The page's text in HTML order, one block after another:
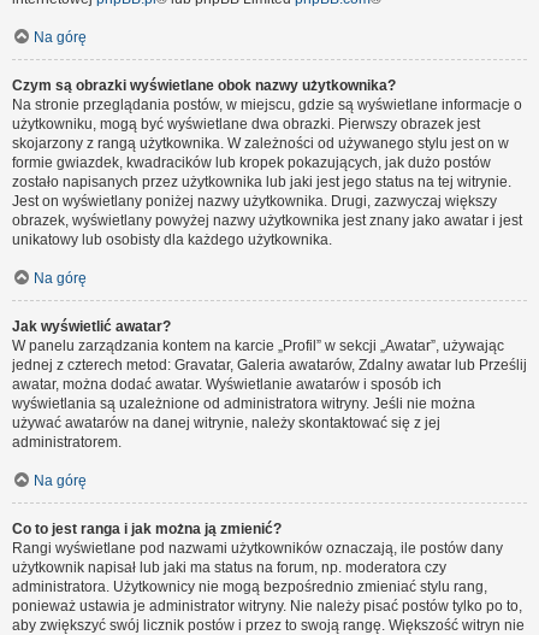
Na górę
Czym są obrazki wyświetlane obok nazwy użytkownika?
Na stronie przeglądania postów, w miejscu, gdzie są wyświetlane informacje o
użytkowniku, mogą być wyświetlane dwa obrazki. Pierwszy obrazek jest
skojarzony z rangą użytkownika. W zależności od używanego stylu jest on w
formie gwiazdek, kwadracików lub kropek pokazujących, jak dużo postów
zostało napisanych przez użytkownika lub jaki jest jego status na tej witrynie.
Jest on wyświetlany poniżej nazwy użytkownika. Drugi, zazwyczaj większy
obrazek, wyświetlany powyżej nazwy użytkownika jest znany jako awatar i jest
unikatowy lub osobisty dla każdego użytkownika.
Na górę
Jak wyświetlić awatar?
W panelu zarządzania kontem na karcie „Profil” w sekcji „Awatar”, używając
jednej z czterech metod: Gravatar, Galeria awatarów, Zdalny awatar lub Prześlij
awatar, można dodać awatar. Wyświetlanie awatarów i sposób ich
wyświetlania są uzależnione od administratora witryny. Jeśli nie można
używać awatarów na danej witrynie, należy skontaktować się z jej
administratorem.
Na górę
Co to jest ranga i jak można ją zmienić?
Rangi wyświetlane pod nazwami użytkowników oznaczają, ile postów dany
użytkownik napisał lub jaki ma status na forum, np. moderatora czy
administratora. Użytkownicy nie mogą bezpośrednio zmieniać stylu rang,
ponieważ ustawia je administrator witryny. Nie należy pisać postów tylko po to,
aby zwiększyć swój licznik postów i przez to swoją rangę. Większość witryn nie